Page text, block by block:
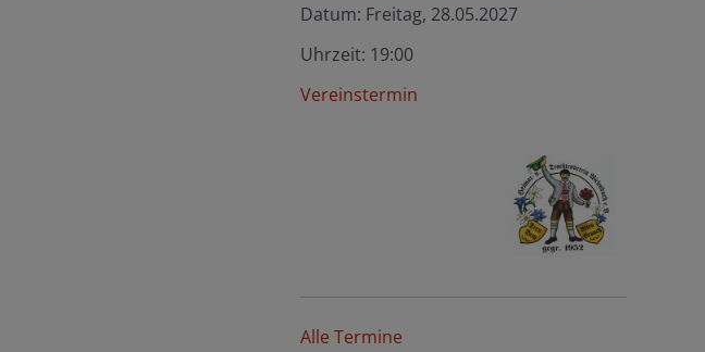
Datum: Freitag, 28.05.2027
Uhrzeit: 19:00
Vereinstermin
Alle Termine